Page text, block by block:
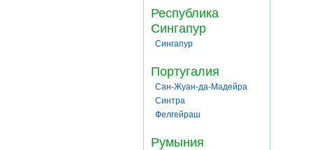
Республика
Сингапур
Сингапур
Португалия
Сан-Жуан-да-Мадейра
Синтра
Фелгейраш
Румыния